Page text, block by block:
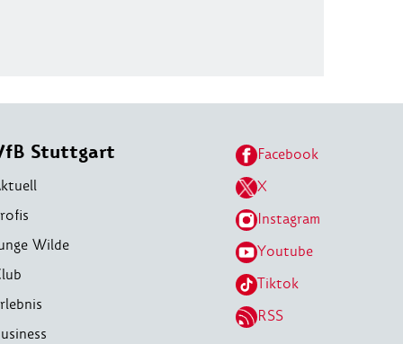
Stuttgart
Wilde
Facebook
X
Instagram
Youtube
Tiktok
RSS